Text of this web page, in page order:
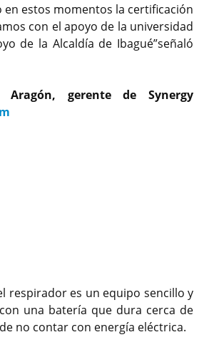
en estos momentos la certificación
con el apoyo de la universidad
de la Alcaldía de Ibagué”señaló
Aragón, gerente de Synergy
respirador es un equipo sencillo y
una batería que dura cerca de
no contar con energía eléctrica.